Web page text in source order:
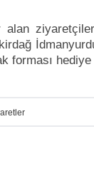
forması